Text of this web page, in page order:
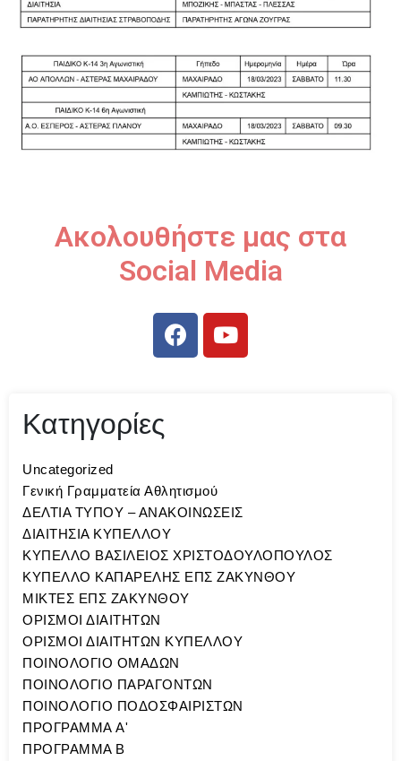
Ακολουθήστε μας στα
Social Media
Κατηγορίες
Uncategorized
Γενική Γραμματεία Αθλητισμού
ΔΕΛΤΙΑ ΤΥΠΟΥ – ΑΝΑΚΟΙΝΩΣΕΙΣ
ΔΙΑΙΤΗΣΙΑ ΚΥΠΕΛΛΟΥ
ΚΥΠΕΛΛΟ ΒΑΣΙΛΕΙΟΣ ΧΡΙΣΤΟΔΟΥΛΟΠΟΥΛΟΣ
ΚΥΠΕΛΛΟ ΚΑΠΑΡΕΛΗΣ ΕΠΣ ΖΑΚΥΝΘΟΥ
ΜΙΚΤΕΣ ΕΠΣ ΖΑΚΥΝΘΟΥ
ΟΡΙΣΜΟΙ ΔΙΑΙΤΗΤΩΝ
ΟΡΙΣΜΟΙ ΔΙΑΙΤΗΤΩΝ ΚΥΠΕΛΛΟΥ
ΠΟΙΝΟΛΟΓΙΟ ΟΜΑΔΩΝ
ΠΟΙΝΟΛΟΓΙΟ ΠΑΡΑΓΟΝΤΩΝ
ΠΟΙΝΟΛΟΓΙΟ ΠΟΔΟΣΦΑΙΡΙΣΤΩΝ
ΠΡΟΓΡΑΜΜΑ A'
ΠΡΟΓΡΑΜΜΑ Β